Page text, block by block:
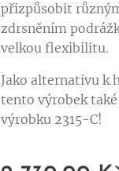
přizpůsobit
zdrsněním
velkou flexibilitu.
Jako alternativu k
tento výrobek
výrobku 2315-C!